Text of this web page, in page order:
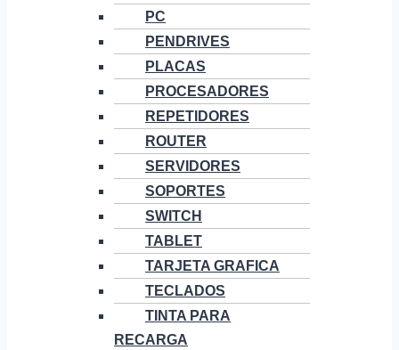
PC
PENDRIVES
PLACAS
PROCESADORES
REPETIDORES
ROUTER
SERVIDORES
SOPORTES
SWITCH
TABLET
TARJETA GRAFICA
TECLADOS
TINTA PARA
RECARGA